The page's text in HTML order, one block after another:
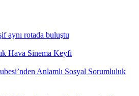
aynı rotada buluştu
Hava Sinema Keyfi
Anlamlı Sosyal Sorumluluk